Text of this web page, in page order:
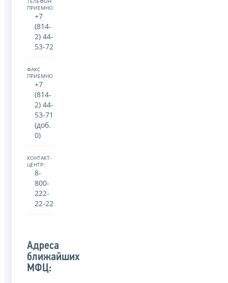
ПРИЕМНОЙ:
+7
(814-
2) 44-
53-72
ФАКС
ПРИЕМНОЙ:
+7
(814-
2) 44-
53-71
(доб.
0)
КОНТАКТ-
ЦЕНТР:
8-
800-
222-
22-22
Адреса
ближайших
МФЦ: